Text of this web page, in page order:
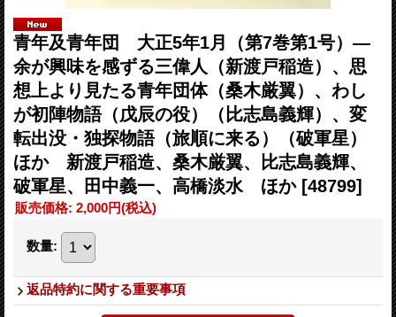
青年及青年団 大正5年1月（第7巻第1号）―
余が興味を感ずる三偉人（新渡戸稲造）、思
想上より見たる青年団体（桑木厳翼）、わし
が初陣物語（戊辰の役）（比志島義輝）、変
転出没・独探物語（旅順に来る）（破軍星）
ほか 新渡戸稲造、桑木厳翼、比志島義輝、
破軍星、田中義一、高橋淡水 ほか [48799]
販売価格: 2,000円(税込)
数量:
返品特約に関する重要事項